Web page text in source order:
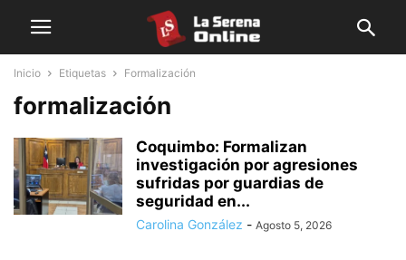
Inicio Etiquetas Formalización
formalización
Coquimbo: Formalizan
investigación por agresiones
sufridas por guardias de
seguridad en...
Carolina González - Agosto 5, 2026